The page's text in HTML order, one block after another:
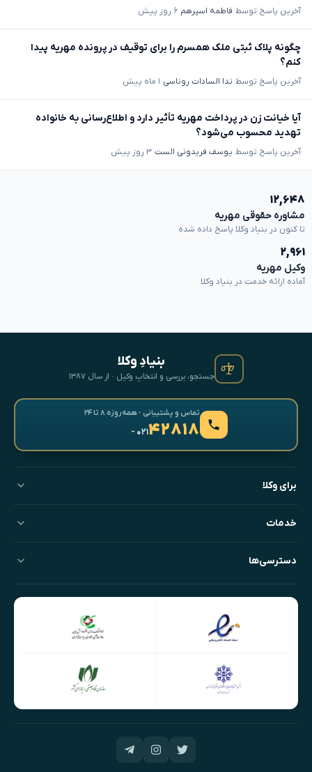
آخرین پاسخ توسط فاطمه اسپرهم ۶ روز پیش
چگونه پلاک ثبتی ملک همسرم را برای توقیف در پرونده مهریه پیدا
کنم؟
آخرین پاسخ توسط ندا السادات روناسی ۱ ماه پیش
آیا خیانت زن در پرداخت مهریه تأثیر دارد و اطلاع‌رسانی به خانواده
تهدید محسوب می‌شود؟
آخرین پاسخ توسط یوسف فریدونی الست ۳ روز پیش
۱۲,۶۴۸
مشاوره حقوقی مهریه
تا کنون در بنیاد وکلا پاسخ داده شده
۲,۹۶۱
وکیل مهریه
آماده ارائه خدمت در بنیاد وکلا
بنیادِ وکلا
جستجو، بررسی و انتخابِ وکیل · از سال ۱۳۸۷
تماس و پشتیبانی · همه‌روزه ۸ تا ۲۴
۴۲۸۱۸- ۰۲۱
برای وکلا
خدمات
دسترسی‌ها